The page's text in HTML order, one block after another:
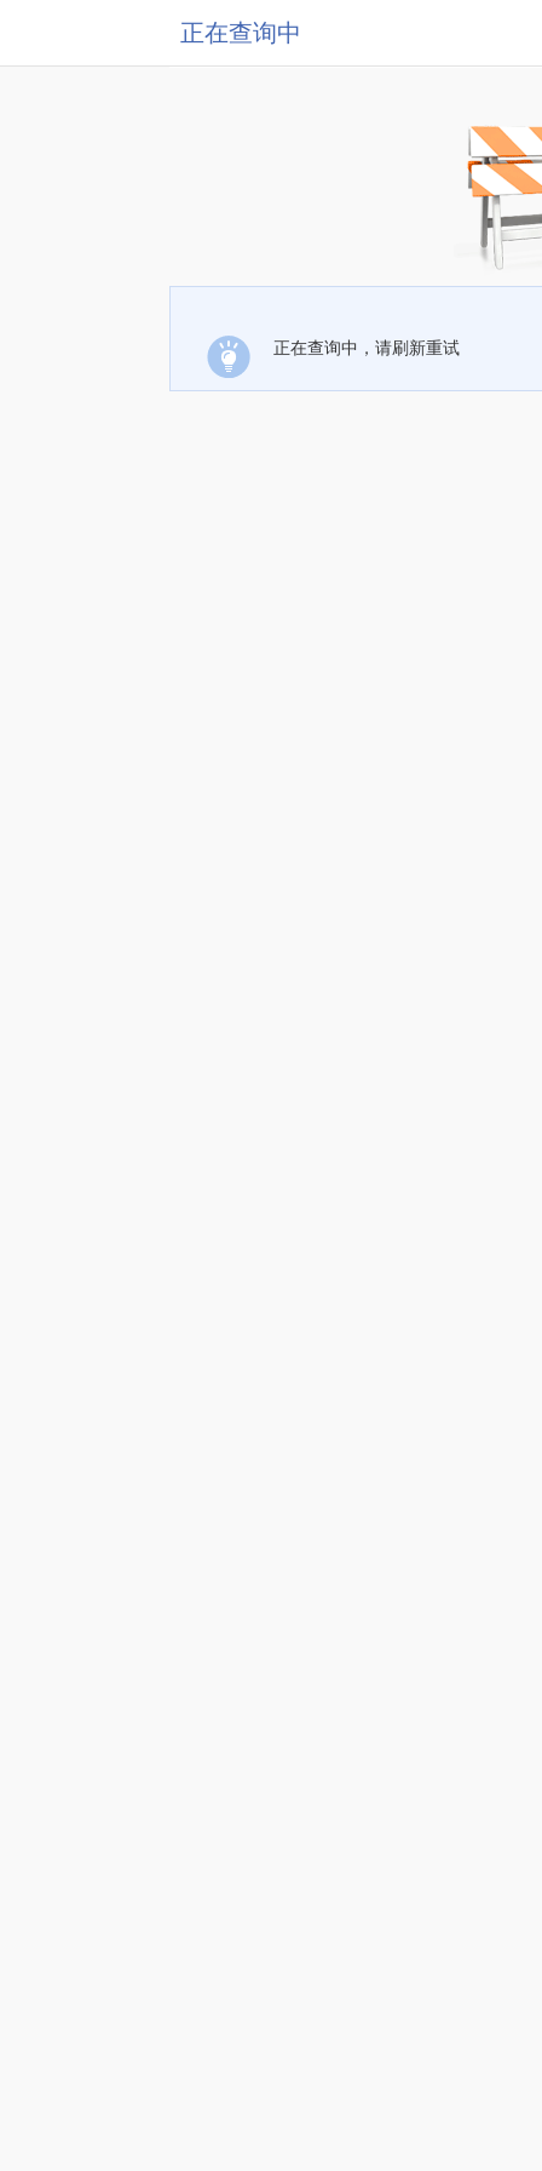
正在查询中
正在查询中，请刷新重试